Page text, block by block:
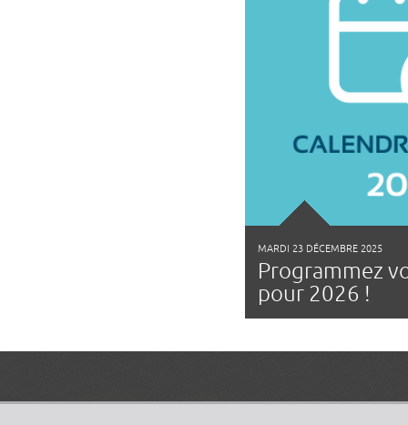
MARDI 23 DÉCEMBRE 2025
Programmez
pour 2026 !